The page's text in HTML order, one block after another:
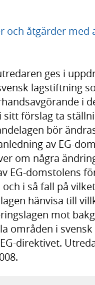
och åtgärder med
ges i
lagstiftning
i
sitt förslag ta
bör
av EG-
om några
EG-domstolens
i så fall på
hänvisa till
mot
områden i
direktivet.